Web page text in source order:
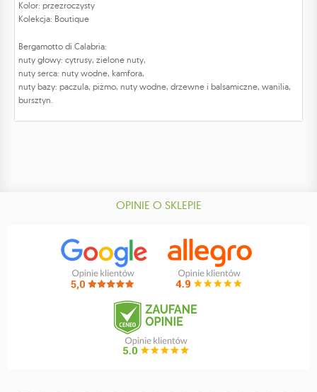
Kolor: przezroczysty
Kolekcja: Boutique
Bergamotto di Calabria:
nuty głowy: cytrusy, zielone nuty,
nuty serca: nuty wodne, kamfora,
nuty bazy: paczula, piżmo, nuty wodne, drzewne i balsamiczne, wanilia,
bursztyn.
OPINIE O SKLEPIE